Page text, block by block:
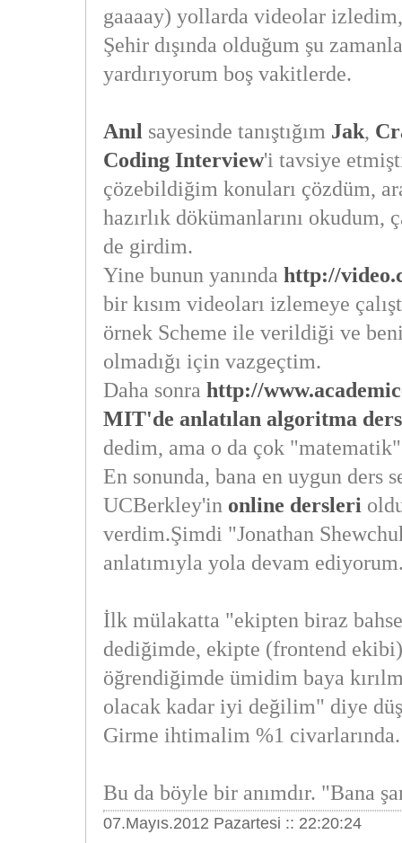
gaaaay) yollarda videolar
Şehir dışında olduğum şu
yardırıyorum boş vakitlerde.
Anıl sayesinde tanıştığım Jak,
Coding Interview'i tavsiye
çözebildiğim konuları çözdüm,
hazırlık dökümanlarını okudum,
de girdim.
Yine bunun yanında http://
bir kısım videoları izlemeye
örnek Scheme ile verildiği ve
olmadığı için vazgeçtim.
Daha sonra http://
MIT'de anlatılan algoritma
dedim, ama o da çok
En sonunda, bana en uygun ders
UCBerkley'in online dersleri
verdim.Şimdi "Jonathan
anlatımıyla yola devam
İlk mülakatta "ekipten biraz
dediğimde, ekipte (frontend
öğrendiğimde ümidim baya
olacak kadar iyi değilim" diye
Girme ihtimalim %1 civarlarında.
Bu da böyle bir anımdır. "Bana
07.Mayıs.2012 Pazartesi :: 22:20:24